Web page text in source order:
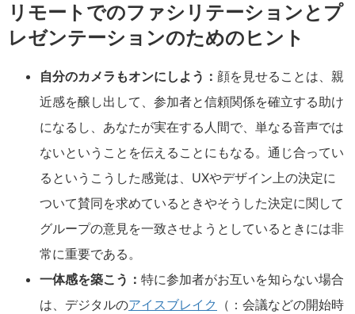
リモートでのファシリテーションとプ
レゼンテーションのためのヒント
自分のカメラもオンにしよう： 顔を見せることは、親
近感を醸し出して、参加者と信頼関係を確立する助け
になるし、あなたが実在する人間で、単なる音声では
ないということを伝えることにもなる。通じ合ってい
るというこうした感覚は、UXやデザイン上の決定に
ついて賛同を求めているときやそうした決定に関して
グループの意見を一致させようとしているときには非
常に重要である。
一体感を築こう： 特に参加者がお互いを知らない場合
は、デジタルのアイスブレイク
（：会議などの開始時